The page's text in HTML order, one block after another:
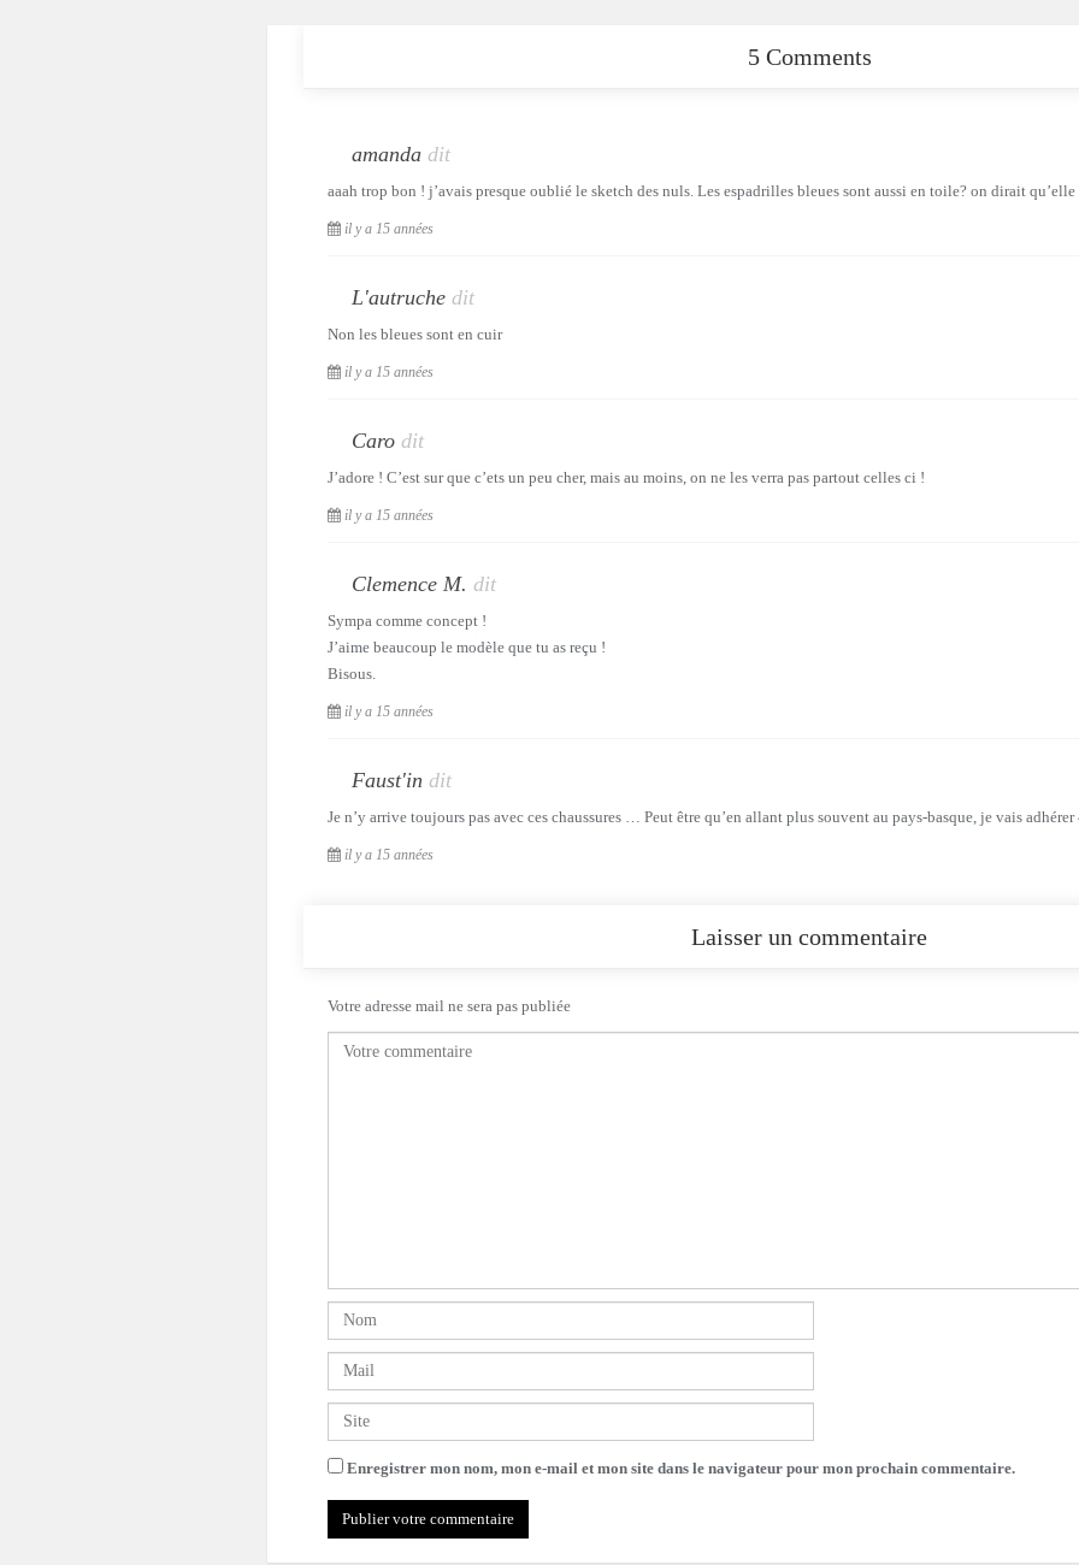
5 Comments
amanda dit
aaah trop bon ! j’avais presque oublié le sketch des nuls. Les espadrilles bleues sont aussi en toile? on dirait
il y a 15 années
L'autruche dit
Non les bleues sont en cuir
il y a 15 années
Caro dit
J’adore ! C’est sur que c’ets un peu cher, mais au moins, on ne les verra pas partout celles ci !
il y a 15 années
Clemence M. dit
Sympa comme concept !
J’aime beaucoup le modèle que tu as reçu !
Bisous.
il y a 15 années
Faust'in dit
Je n’y arrive toujours pas avec ces chaussures … Peut être qu’en allant plus souvent au pays-basque, je vais adhérer
il y a 15 années
Laisser un commentaire
Votre adresse mail ne sera pas publiée
Enregistrer mon nom, mon e-mail et mon site dans le navigateur pour mon prochain commentaire.